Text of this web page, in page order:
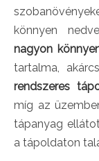
könnyen
nagyon
tartalma,
rendszeres
míg az
tápanyag
a tápoldaton